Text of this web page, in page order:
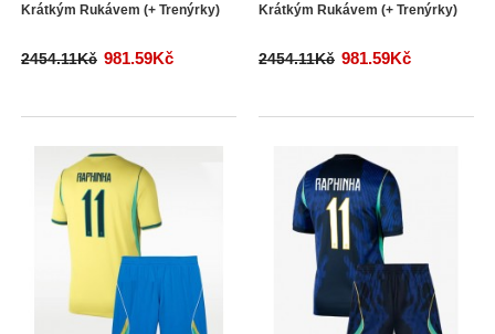
Krátkým Rukávem (+ Trenýrky)
2454.11Kč 981.59Kč
Krátkým Rukávem (+ Trenýrky)
2454.11Kč 981.59Kč